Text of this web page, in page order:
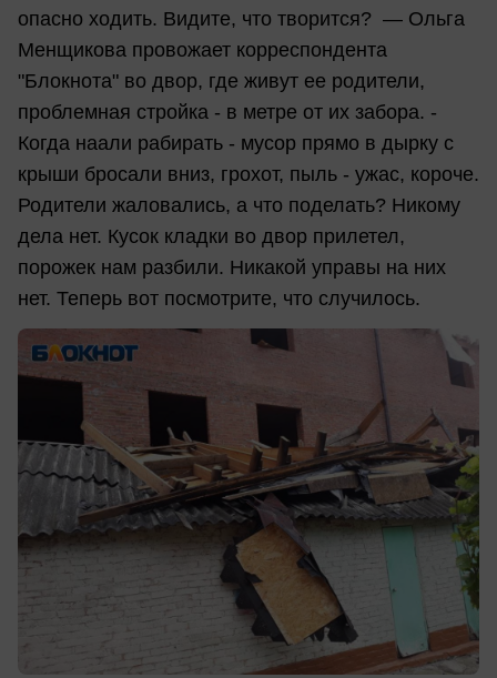
опасно ходить. Видите, что творится? — Ольга
Менщикова провожает корреспондента
"Блокнота" во двор, где живут ее родители,
проблемная стройка - в метре от их забора. -
Когда наали рабирать - мусор прямо в дырку с
крыши бросали вниз, грохот, пыль - ужас, короче.
Родители жаловались, а что поделать? Никому
дела нет. Кусок кладки во двор прилетел,
порожек нам разбили. Никакой управы на них
нет. Теперь вот посмотрите, что случилось.